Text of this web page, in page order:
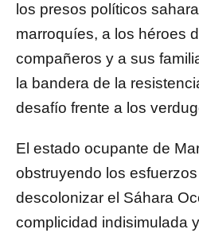
los presos políticos
marroquíes, a los héroes
compañeros y a sus
la bandera de la
desafío frente a los
El estado ocupante de
obstruyendo los
descolonizar el Sáhara
complicidad indisimulada